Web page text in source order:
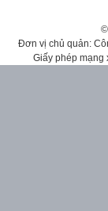
Đơn vị chủ quản:
Giấy phép mạng